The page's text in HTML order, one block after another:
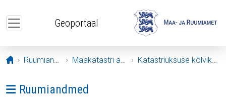
Geoportaal
Avaleht
Ruumiandmed Maakatastri andmed Katastriüksuse kõlvikute päring
Ava menüü: Ruumiandmed
Ruumiandmed